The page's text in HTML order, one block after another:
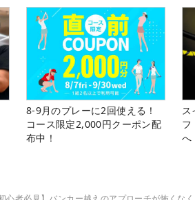
8-9月のプレーに2回使える！
コース限定2,000円クーポン配
布中！
フ
へ